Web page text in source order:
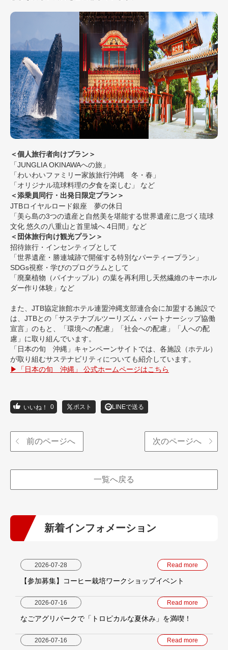
＜個人旅行者向けプラン＞
「JUNGLIA OKINAWAへの旅」
「わいわいファミリー家族旅行沖縄 冬・春」
「オリジナル琉球料理の夕食を楽しむ」 など
＜添乗員同行・出発日限定プラン＞
JTBロイヤルロード銀座 夢の休日
「美ら島の3つの遺産と自然美を堪能する世界遺産に息づく琉球
文化 悠久の八重山と首里城へ 4日間」など
＜団体旅行向け観光プラン＞
招待旅行・インセンティブとして
「世界遺産・勝連城跡で開催する特別なパーティープラン」
SDGs視察・学びのプログラムとして
「廃棄植物（パイナップル）の葉を再利用し天然繊維のキーホル
ダー作り体験」など
また、JTB協定旅館ホテル連盟沖縄支部連合会に加盟する施設で
は、JTBとの「サステナブルツーリズム・パートナーシップ協働
宣言」のもと、「環境への配慮」「社会への配慮」「人への配
慮」に取り組んでいます。
「日本の旬 沖縄」キャンペーンサイトでは、各施設（ホテル）
が取り組むサステナビリティについても紹介しています。
▶「日本の旬 沖縄」 公式ホームページはこちら
0 ポスト LINEで送る
前のページへ
一覧へ戻る
次のページへ
新着インフォメーション
2026-07-28 Read more
【参加募集】コーヒー栽培ワークショップイベント
2026-07-16 Read more
なごアグリパークで「トロピカルな夏休み」を満喫！
2026-07-16 Read more